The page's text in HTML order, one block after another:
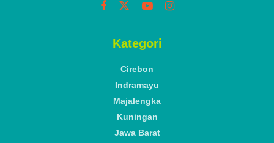
Kategori
Cirebon
Indramayu
Majalengka
Kuningan
Jawa Barat